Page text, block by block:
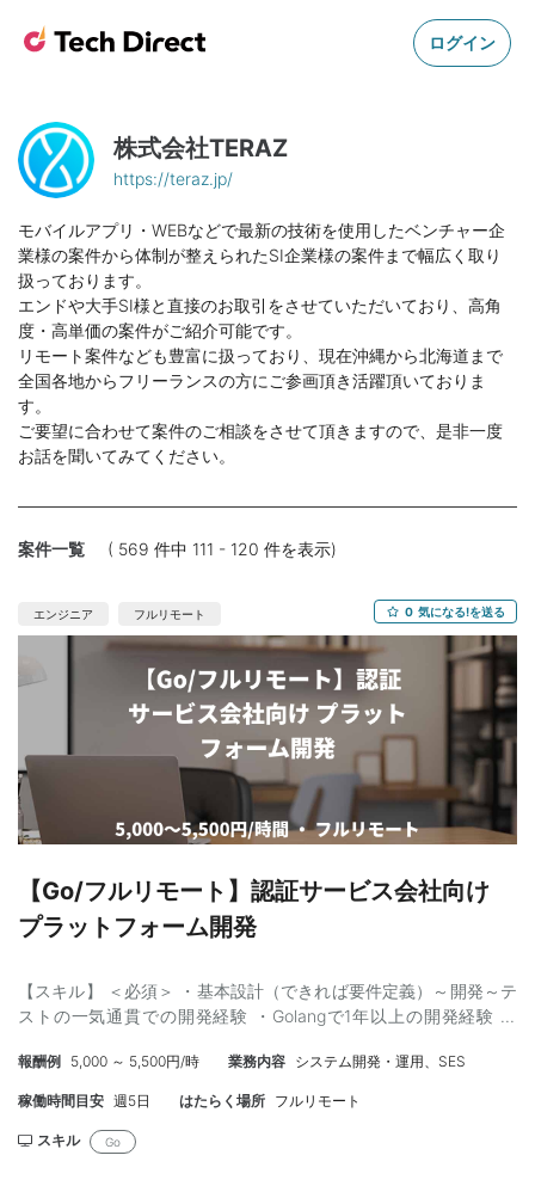
ログイン
株式会社TERAZ
https://teraz.jp/
モバイルアプリ・WEBなどで最新の技術を使用したベンチャー企
業様の案件から体制が整えられたSI企業様の案件まで幅広く取り
扱っております。
エンドや大手SI様と直接のお取引をさせていただいており、高角
度・高単価の案件がご紹介可能です。
リモート案件なども豊富に扱っており、現在沖縄から北海道まで
全国各地からフリーランスの方にご参画頂き活躍頂いておりま
す。
ご要望に合わせて案件のご相談をさせて頂きますので、是非一度
お話を聞いてみてください。
案件一覧 ( 569 件中 111 - 120 件を表示)
エンジニア フルリモート 0 気になる!を送る
【Go/フルリモート】認証サービス会社向け
プラットフォーム開発
【スキル】 ＜必須＞ ・基本設計（できれば要件定義）～開発～テ
ストの一気通貫での開発経験 ・Golangで1年以上の開発経験 ・
・CI/CDパイプラインの構築経験 ・AWS Lamdaの深い知見
報酬例 5,000 ～ 5,500円/時 業務内容 システム開発・運用、SES
稼働時間目安 週5日 はたらく場所 フルリモート
スキル Go